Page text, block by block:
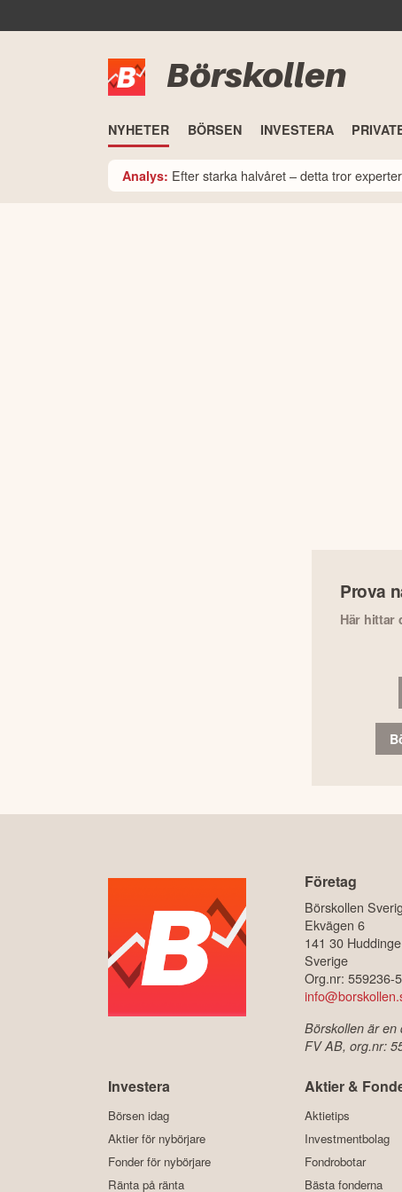
Börskollen
NYHETER BÖRSEN INVESTERA
Analys: Efter starka halvåret – detta tror
Prova
Här hittar
Företag
Börskollen
Ekvägen 6
141 30 Huddinge
Sverige
Org.nr: 559236-
Börskollen är en
FV AB, org.nr:
Investera
Börsen idag
Aktier för nybörjare
Fonder för nybörjare
Ränta på ränta
Aktier &
Aktietips
Investmentbolag
Fondrobotar
Bästa fonderna